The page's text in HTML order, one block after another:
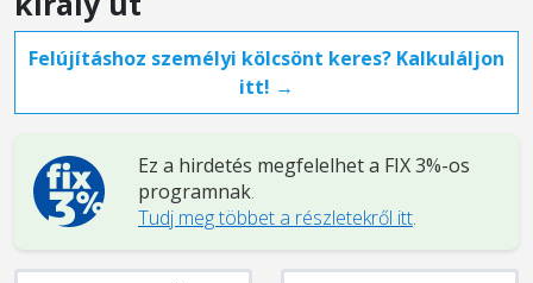
Felújításhoz személyi kölcsönt keres? Kalkuláljon
itt! →
Ez a hirdetés megfelelhet a FIX 3%-os
programnak.
Tudj meg többet a részletekről itt.